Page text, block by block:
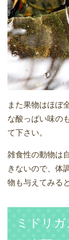
また果物はほぼ
な酸っぱい味の
て下さい。
雑食性の動物は
きないので、体
物も与えてみる
ミドリ